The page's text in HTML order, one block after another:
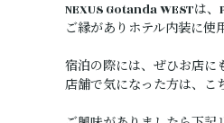
NEXUS Gotanda WESTは、
ご縁がありホテル内装に使
宿泊の際には、ぜひお店に
店舗で気になった方は、こ